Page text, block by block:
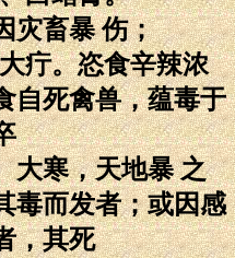
灾畜暴 伤；
疔。恣食辛辣浓
自死禽兽，蕴毒于
大寒，天地暴 之
毒而发者；或因感
，其死